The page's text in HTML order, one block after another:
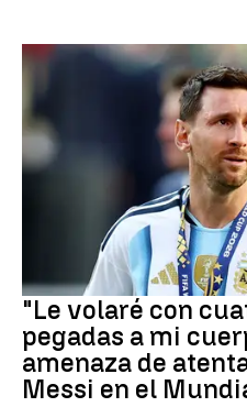
Mundial 2026
"Le volaré con
pegadas a mi
amenaza de
Messi en el